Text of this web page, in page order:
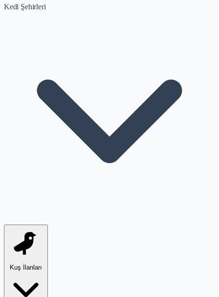
Kedi Şehirleri
Kuş İlanları